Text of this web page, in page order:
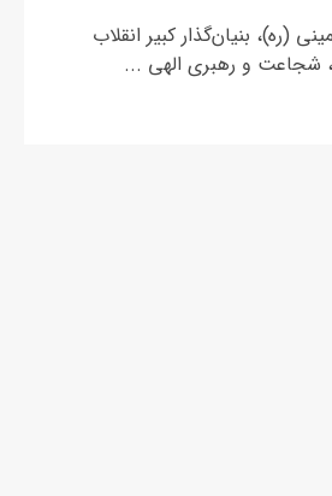
(ره)، بنیان‌گذار کبیر انقلاب
شجاعت و رهبری الهی ...